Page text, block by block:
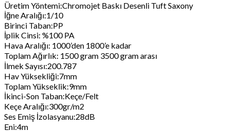
Üretim Yöntemi:Chromojet Baskı Desenli Tuft Saxony
İğne Aralığı:1/10
Birinci Taban:PP
İplik Cinsi: %100 PA
Hava Aralığı: 1000’den 1800’e kadar
Toplam Ağırlık: 1500 gram 3500 gram arası
İlmek Sayısı:200.787
Hav Yüksekliği:7mm
Toplam Yükseklik:9mm
İkinci-Son Taban:Keçe/Felt
Keçe Aralığı:300gr/m2
Ses Emiş İzolasyanu:28dB
Eni:4m